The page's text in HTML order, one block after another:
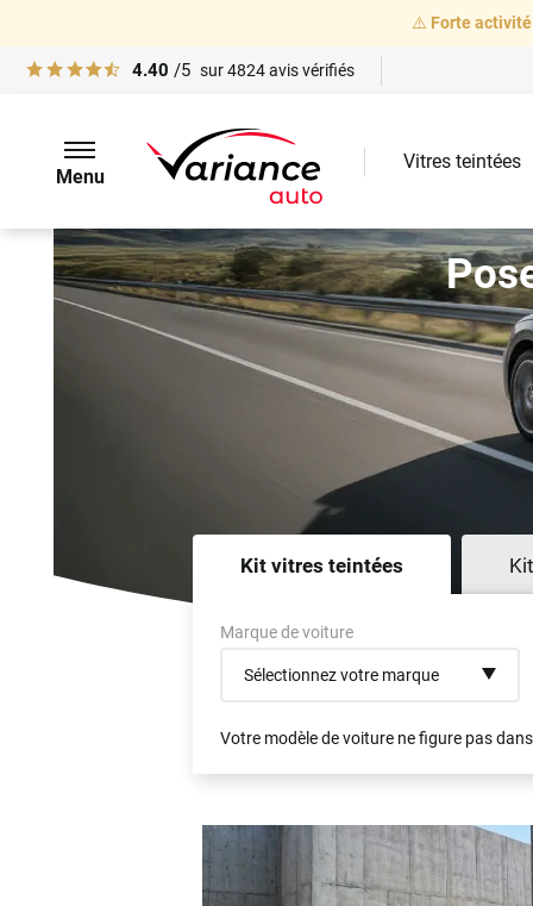
⚠️ Forte activité
4.40 /5 sur4824avis vérifiés
Menu
Vitres teintées
Kit vitres teintées
Marque de voiture
Sélectionnez votre marque
Bmw
Citroën
Votre modèle de voiture ne figure pas